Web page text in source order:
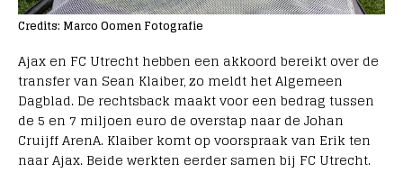
Credits: Marco Oomen Fotografie
Ajax en FC Utrecht hebben een akkoord bereikt over de
transfer van Sean Klaiber, zo meldt het Algemeen
Dagblad. De rechtsback maakt voor een bedrag tussen
de 5 en 7 miljoen euro de overstap naar de Johan
Cruijff ArenA. Klaiber komt op voorspraak van Erik ten
naar Ajax. Beide werkten eerder samen bij FC Utrecht.